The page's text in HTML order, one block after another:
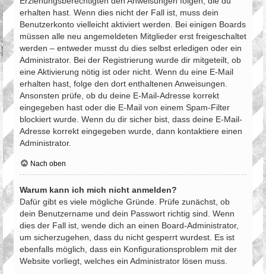
erhalten hast. Wenn dies nicht der Fall ist, muss dein
Benutzerkonto vielleicht aktiviert werden. Bei einigen Boards
müssen alle neu angemeldeten Mitglieder erst freigeschaltet
werden – entweder musst du dies selbst erledigen oder ein
Administrator. Bei der Registrierung wurde dir mitgeteilt, ob
eine Aktivierung nötig ist oder nicht. Wenn du eine E-Mail
erhalten hast, folge den dort enthaltenen Anweisungen.
Ansonsten prüfe, ob du deine E-Mail-Adresse korrekt
eingegeben hast oder die E-Mail von einem Spam-Filter
blockiert wurde. Wenn du dir sicher bist, dass deine E-Mail-
Adresse korrekt eingegeben wurde, dann kontaktiere einen
Administrator.
Nach oben
Warum kann ich mich nicht anmelden?
Dafür gibt es viele mögliche Gründe. Prüfe zunächst, ob
dein Benutzername und dein Passwort richtig sind. Wenn
dies der Fall ist, wende dich an einen Board-Administrator,
um sicherzugehen, dass du nicht gesperrt wurdest. Es ist
ebenfalls möglich, dass ein Konfigurationsproblem mit der
Website vorliegt, welches ein Administrator lösen muss.